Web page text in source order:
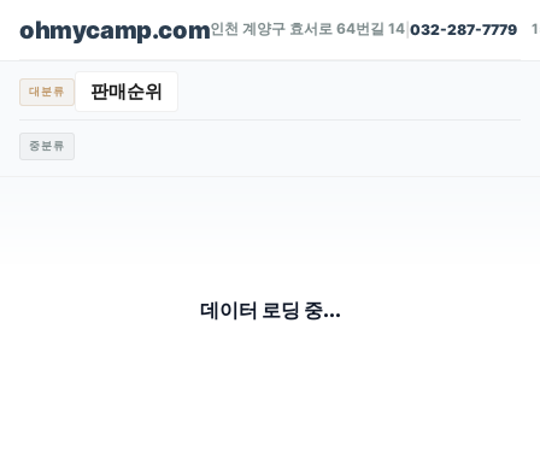
ohmycamp.com인천 계양구 효서로 64번길 14 |032-287-7779
대분류 판매순위
중분류
데이터 로딩 중...